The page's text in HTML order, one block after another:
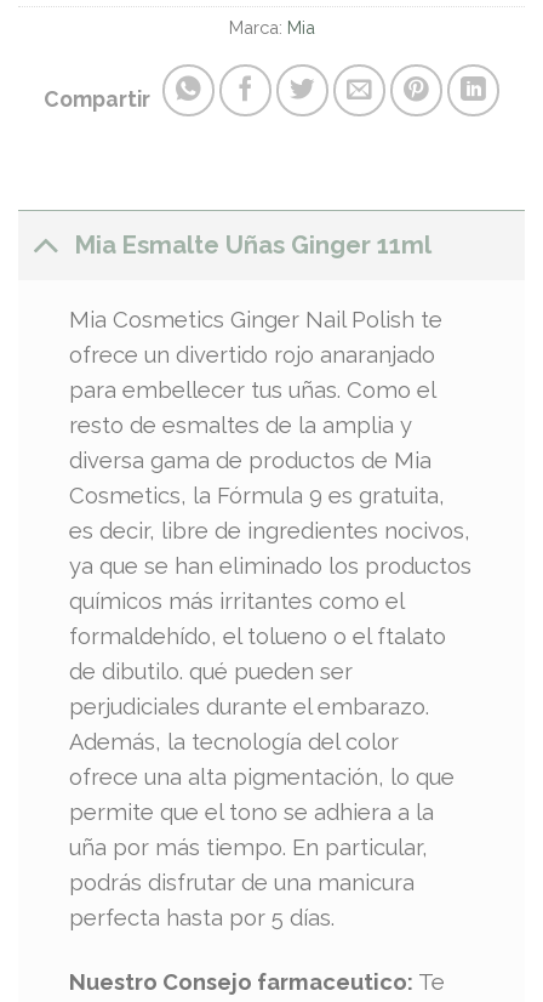
Marca: Mia
Compartir
Mia Esmalte Uñas Ginger 11ml
Mia Cosmetics Ginger Nail Polish te
ofrece un divertido rojo anaranjado
para embellecer tus uñas. Como el
resto de esmaltes de la amplia y
diversa gama de productos de Mia
Cosmetics, la Fórmula 9 es gratuita,
es decir, libre de ingredientes nocivos,
ya que se han eliminado los productos
químicos más irritantes como el
formaldehído, el tolueno o el ftalato
de dibutilo. qué pueden ser
perjudiciales durante el embarazo.
Además, la tecnología del color
ofrece una alta pigmentación, lo que
permite que el tono se adhiera a la
uña por más tiempo. En particular,
podrás disfrutar de una manicura
perfecta hasta por 5 días.
Nuestro Consejo farmaceutico: Te